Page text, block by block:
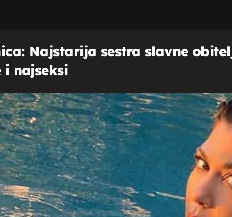
Najstarija sestra slavne
i najseksi